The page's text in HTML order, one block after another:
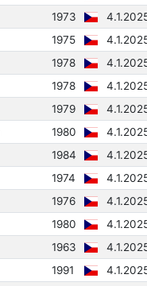
1973
1975
1978
1978
1979
1980
1984
1974
1976
1980
1963
1991